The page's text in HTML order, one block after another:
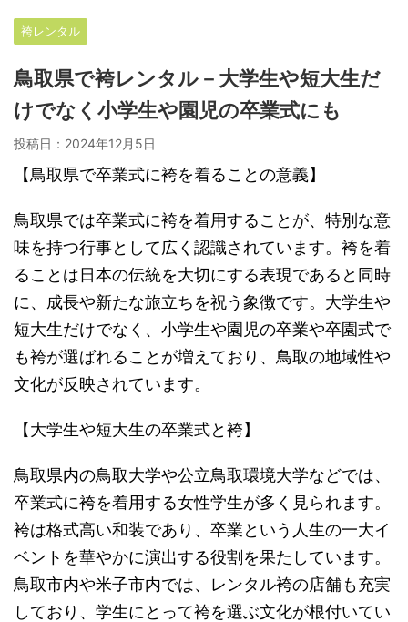
袴レンタル
鳥取県で袴レンタル－大学生や短大生だ
けでなく小学生や園児の卒業式にも
投稿日： 2024年12月5日
【鳥取県で卒業式に袴を着ることの意義】
鳥取県では卒業式に袴を着用することが、特別な意
味を持つ行事として広く認識されています。袴を着
ることは日本の伝統を大切にする表現であると同時
に、成長や新たな旅立ちを祝う象徴です。大学生や
短大生だけでなく、小学生や園児の卒業や卒園式で
も袴が選ばれることが増えており、鳥取の地域性や
文化が反映されています。
【大学生や短大生の卒業式と袴】
鳥取県内の鳥取大学や公立鳥取環境大学などでは、
卒業式に袴を着用する女性学生が多く見られます。
袴は格式高い和装であり、卒業という人生の一大イ
ベントを華やかに演出する役割を果たしています。
鳥取市内や米子市内では、レンタル袴の店舗も充実
しており、学生にとって袴を選ぶ文化が根付いてい